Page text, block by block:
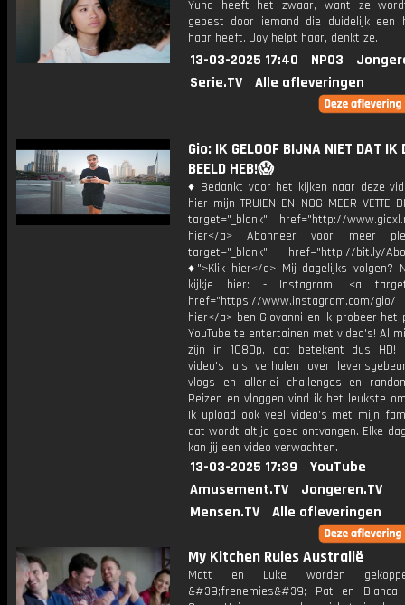
Yuna heeft het zwaar, want ze
gepest door iemand die duidelijk een
haar heeft. Joy helpt haar, denkt ze.
13-03-2025 17:40 NPO3
Serie.TV
Alle afleveringen
Gio: IK GELOOF BIJNA NIET DAT IK
BEELD HEB!😱
♦ Bedankt voor het kijken naar deze
hier mijn TRUIEN EN NOG MEER VETTE
target="_blank" href="http://
hier</a> Abonneer voor meer
target="_blank" href="http://bit.ly/
♦">Klik hier</a> Mij dagelijks volgen?
kijkje hier: - Instagram: <a
href="https://www.instagram.com/
hier</a> ben Giovanni en ik probeer het
YouTube te entertainen met video's! Al
zijn in 1080p, dat betekent dus HD!
video's als verhalen over
vlogs en allerlei challenges en
Reizen en vloggen vind ik het leukste
Ik upload ook veel video's met mijn
dat wordt altijd goed ontvangen. Elke
kan jij een video verwachten.
13-03-2025 17:39
YouTube
Amusement.TV
Jongeren.TV
Mensen.TV
Alle afleveringen
My Kitchen Rules Australië
Matt en Luke worden
&#39;frenemies&#39; Pat en